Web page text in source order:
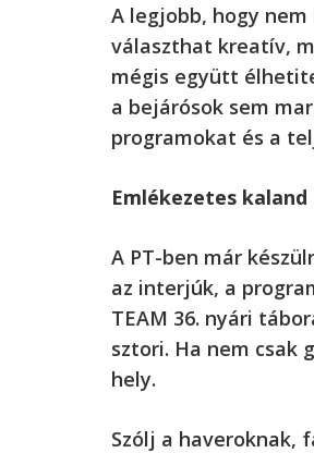
A legjobb, hogy
választhat kreatív,
mégis együtt
a bejárósok sem
programokat és a
Emlékezetes kaland
A PT-ben már
az interjúk, a
TEAM 36. nyári
sztori. Ha nem csak
hely.
Szólj a haveroknak,